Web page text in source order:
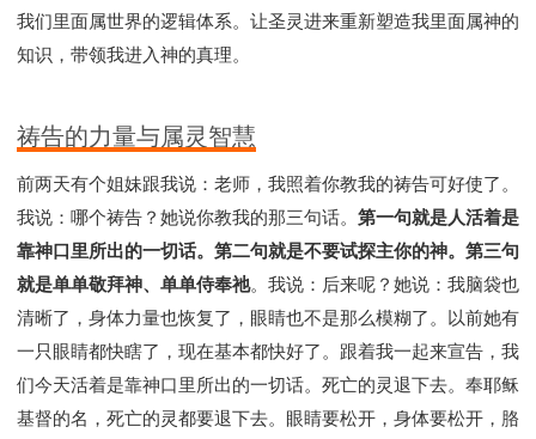
我们里面属世界的逻辑体系。让圣灵进来重新塑造我里面属神的
知识，带领我进入神的真理。
祷告的力量与属灵智慧
前两天有个姐妹跟我说：老师，我照着你教我的祷告可好使了。
我说：哪个祷告？她说你教我的那三句话。 第一句就是人活着是
靠神口里所出的一切话。第二句就是不要试探主你的神。第三句
就是单单敬拜神、单单侍奉祂。我说：后来呢？她说：我脑袋也
清晰了，身体力量也恢复了，眼睛也不是那么模糊了。以前她有
一只眼睛都快瞎了，现在基本都快好了。跟着我一起来宣告，我
们今天活着是靠神口里所出的一切话。死亡的灵退下去。奉耶稣
基督的名，死亡的灵都要退下去。眼睛要松开，身体要松开，胳